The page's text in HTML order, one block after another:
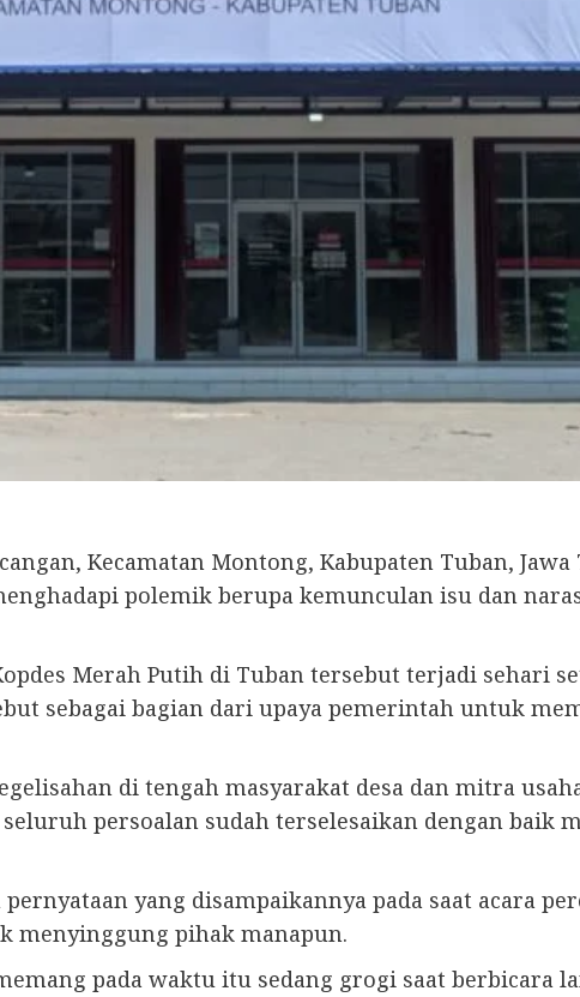
Kecamatan Montong, Kabupaten Tuban,
polemik berupa kemunculan isu dan
Merah Putih di Tuban tersebut terjadi sehari
sebagai bagian dari upaya pemerintah untuk
di tengah masyarakat desa dan mitra
persoalan sudah terselesaikan dengan baik
yang disampaikannya pada saat acara
menyinggung pihak manapun.
pada waktu itu sedang grogi saat berbicara